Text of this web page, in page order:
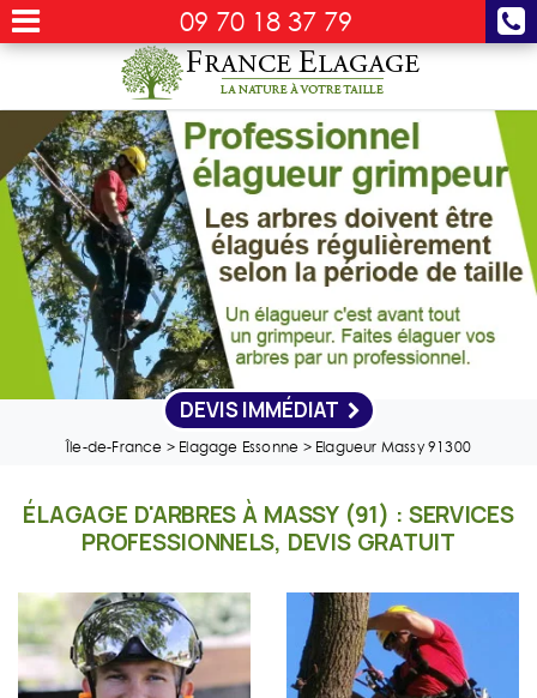
09 70 18 37 79
DEVIS IMMÉDIAT
Île-de-France > Elagage Essonne > Elagueur Massy 91300
ÉLAGAGE D'ARBRES À MASSY (91) : SERVICES
PROFESSIONNELS, DEVIS GRATUIT